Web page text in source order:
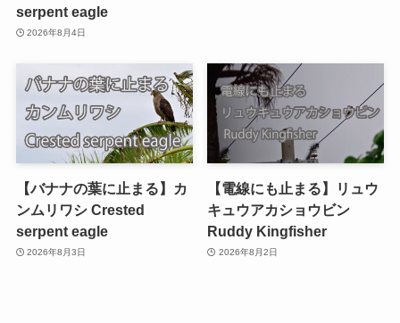
serpent eagle
2026年8月4日
【バナナの葉に止まる】カ
ンムリワシ Crested
serpent eagle
2026年8月3日
【電線にも止まる】リュウ
キュウアカショウビン
Ruddy Kingfisher
2026年8月2日